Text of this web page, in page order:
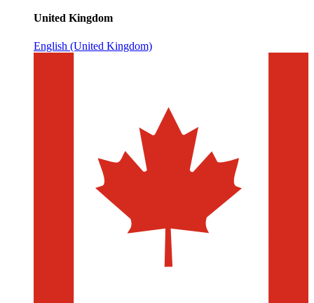
United Kingdom
English (United Kingdom)